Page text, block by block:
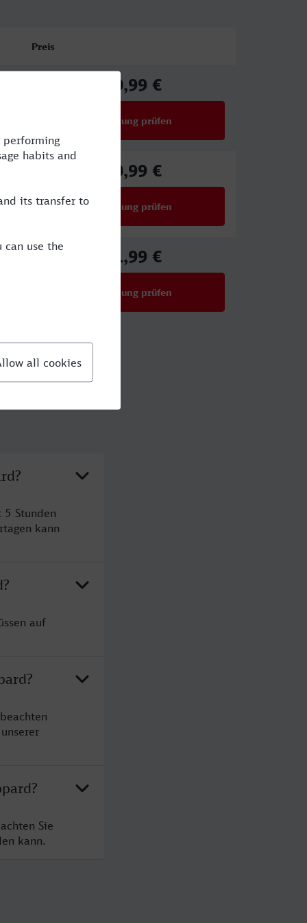
Preis
50,99 €
Verbindung prüfen
50,99 €
Verbindung prüfen
51,99 €
Verbindung prüfen
5 Stunden
kann
auf
Sie
kann.